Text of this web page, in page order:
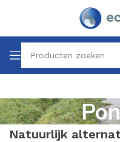
Natuurlijk